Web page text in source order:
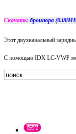
Скачать: брошюра
Этот двухканальный
С помощью IDX LC-VWP